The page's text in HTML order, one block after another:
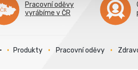
Pracovní oděvy
vyrábíme v ČR
Produkty Pracovní oděvy